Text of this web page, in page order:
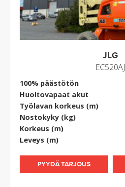
JLG
EC520AJ
100% päästötön
Huoltovapaat akut
Työlavan korkeus (m)
Nostokyky (kg)
Korkeus (m)
Leveys (m)
PYYDÄ TARJOUS